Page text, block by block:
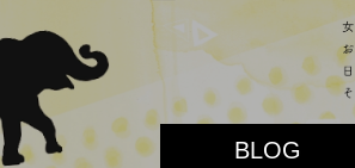
BLOG